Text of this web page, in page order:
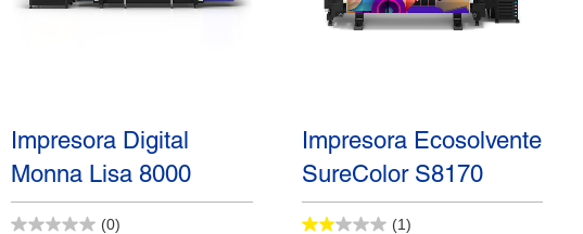
Impresora Digital
Monna Lisa 8000
(0)
Impresora Ecosolvente
SureColor S8170
(1)